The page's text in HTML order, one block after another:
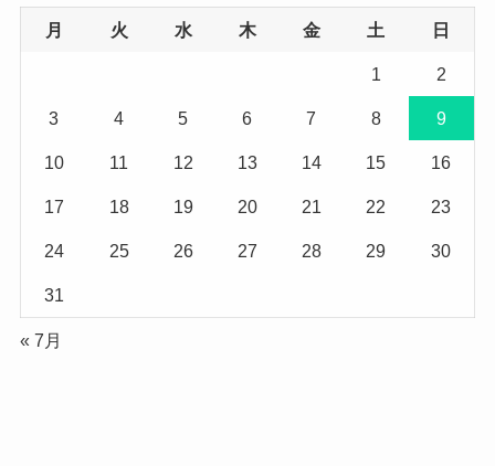
月 火 水 木 金 土 日
1 2
3 4 5 6 7 8 9
10 11 12 13 14 15 16
17 18 19 20 21 22 23
24 25 26 27 28 29 30
31
« 7月